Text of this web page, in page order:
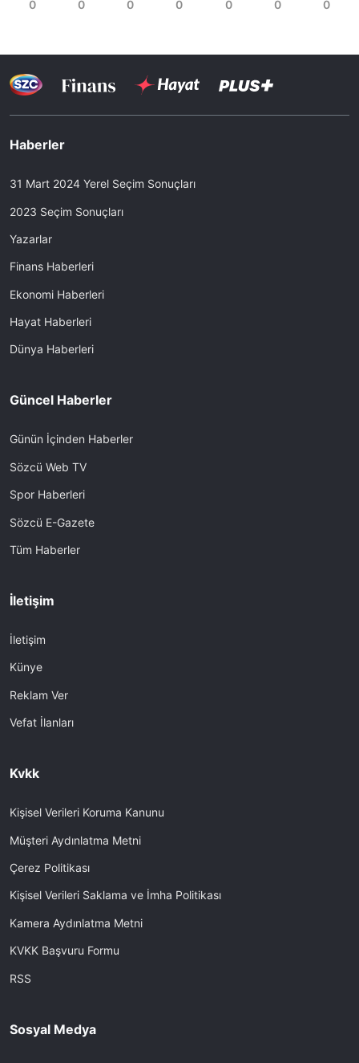
Haberler
31 Mart 2024 Yerel Seçim Sonuçları
2023 Seçim Sonuçları
Yazarlar
Finans Haberleri
Ekonomi Haberleri
Hayat Haberleri
Dünya Haberleri
Güncel Haberler
Günün İçinden Haberler
Sözcü Web TV
Spor Haberleri
Sözcü E-Gazete
Tüm Haberler
İletişim
İletişim
Künye
Reklam Ver
Vefat İlanları
Kvkk
Kişisel Verileri Koruma Kanunu
Müşteri Aydınlatma Metni
Çerez Politikası
Kişisel Verileri Saklama ve İmha Politikası
Kamera Aydınlatma Metni
KVKK Başvuru Formu
RSS
Sosyal Medya